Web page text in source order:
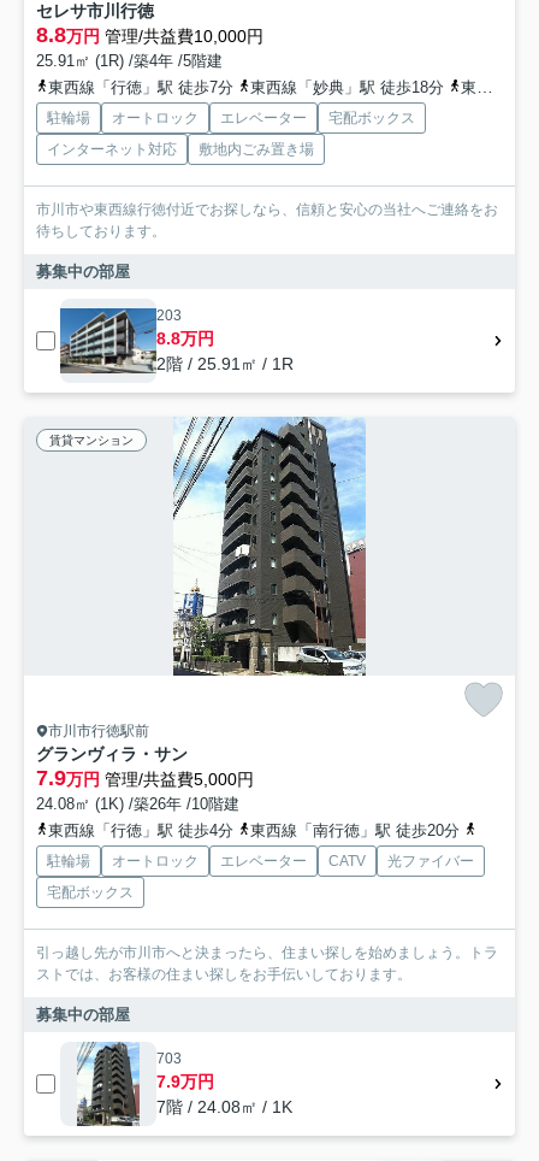
セレサ市川行徳
8.8万円 管理/共益費10,000円
25.91㎡ (1R) /築4年 /5階建
東西線「行徳」駅 徒歩7分
東西線「妙典」駅 徒歩18分 東西線「南行徳」駅 徒歩26分
駐輪場 オートロック エレベーター
宅配ボックス
インターネット対応
敷地内ごみ置き場
市川市や東西線行徳付近でお探しなら、信頼と安心の当社へご連絡をお
待ちしております。
募集中の部屋
203
8.8万円
2階 / 25.91㎡ / 1R
賃貸マンション
市川市行徳駅前
グランヴィラ・サン
7.9万円 管理/共益費5,000円
24.08㎡ (1K) /築26年 /10階建
東西線「行徳」駅 徒歩4分
東西線「南行徳」駅 徒歩20分
駐輪場 オートロック エレベーター CATV
光ファイバー
宅配ボックス
引っ越し先が市川市へと決まったら、住まい探しを始めましょう。トラ
ストでは、お客様の住まい探しをお手伝いしております。
募集中の部屋
703
7.9万円
7階 / 24.08㎡ / 1K